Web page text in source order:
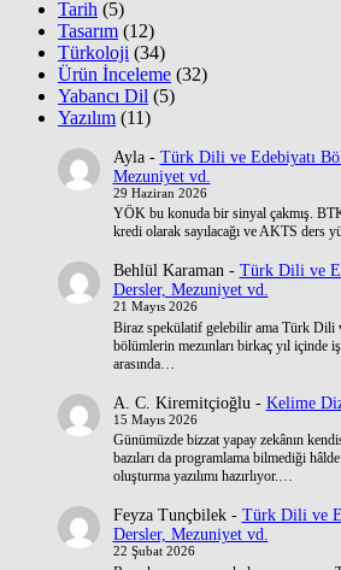
Tarih (5)
Tasarım (12)
Türkoloji (34)
Ürün İnceleme (32)
Yabancı Dil (5)
Yazılım (11)
Ayla- Türk Dili ve Edebiyatı
Mezuniyet vd.
29 Haziran 2026
YÖK bu konuda bir sinyal çakmış.
kredi olarak sayılacağı ve AKTS ders
Behlül Karaman- Türk Dili ve
Dersler, Mezuniyet vd.
21 Mayıs 2026
Biraz spekülatif gelebilir ama Türk Dili
bölümlerin mezunları birkaç yıl içinde
arasında…
A. C. Kiremitçioğlu - Kelime
15 Mayıs 2026
Günümüzde bizzat yapay zekânın
bazıları da programlama bilmediği
oluşturma yazılımı hazırlıyor.…
Feyza Tunçbilek- Türk Dili ve
Dersler, Mezuniyet vd.
22 Şubat 2026